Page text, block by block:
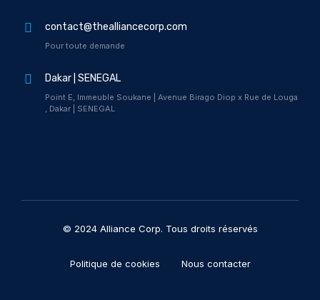
contact@thealliancecorp.com
Pour toute demande
Dakar | SENEGAL
Point E, Immeuble Soukane | Avenue Birago Diop x Rue de Louga
, Dakar | SENEGAL
© 2024 Alliance Corp. Tous droits réservés
Politique de cookies Nous contacter